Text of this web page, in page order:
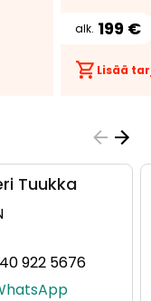
alk. 199 €
Lisää
0401778741, +358
Tuukka
922 5676